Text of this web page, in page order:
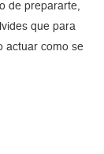
de prepararte,
que para
actuar como se